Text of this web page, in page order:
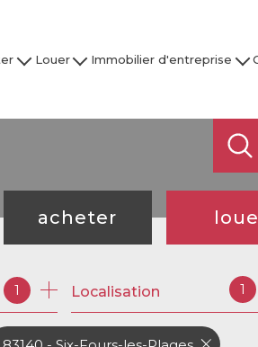
biens
Louer
Appartement
Tous nos biens
Immobilier d'entreprise
Louer
Vendre / Faire Gérer
acheter
de l'ancien
de l'immo pro
à
de
1 1
Localisation